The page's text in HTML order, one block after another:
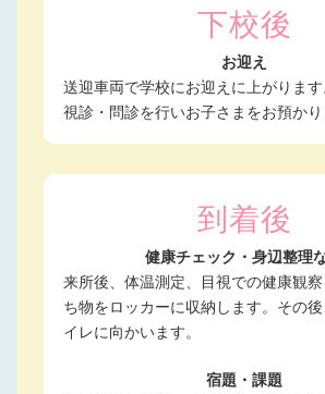
下校後
お迎え
送迎車両で学校にお迎えに上がりま
視診・問診を行いお子さまをお預かり
到着後
健康チェック・身辺整理
来所後、体温測定、目視での健康観
ち物をロッカーに収納します。その
イレに向かいます。
宿題・課題